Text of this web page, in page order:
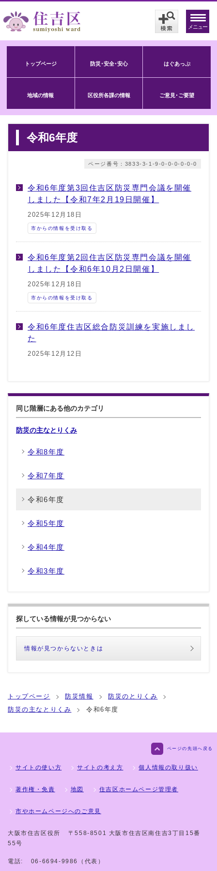
メニュー
トップページ 防災･安全･安心 はぐあっぷ
地域の情報 区役所各課の情報 ご意見･ご要望
令和6年度
ページ番号：3833-3-1-9-0-0-0-0-0-0
令和6年度第3回住吉区防災専門会議を開催
しました【令和7年2月19日開催】
2025年12月18日
市からの情報を受け取る
令和6年度第2回住吉区防災専門会議を開催
しました【令和6年10月2日開催】
2025年12月18日
市からの情報を受け取る
令和6年度住吉区総合防災訓練を実施しまし
た
2025年12月12日
同じ階層にある他のカテゴリ
防災の主なとりくみ
令和8年度
令和7年度
令和6年度
令和5年度
令和4年度
令和3年度
探している情報が見つからない
情報が見つからないときは
トップページ 防災情報
防災のとりくみ
防災の主なとりくみ
令和6年度
ページの先頭へ戻る
サイトの使い方 サイトの考え方 個人情報の取り扱い
著作権・免責 地図 住吉区ホームページ管理者
市やホームページへのご意見
大阪市住吉区役所
〒558-8501 大阪市住吉区南住吉3丁目15番
55号
電話: 06-6694-9986（代表）